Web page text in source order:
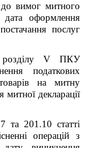
до вимог митного
оформлення
послуг
VПКУ
податкових
на митну
декларації
та 201.10 статті
операцій з